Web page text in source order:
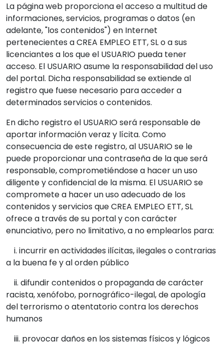
La página web proporciona el acceso a multitud de
informaciones, servicios, programas o datos (en
adelante, "los contenidos") en Internet
pertenecientes a CREA EMPLEO ETT, SL o a sus
licenciantes a los que el USUARIO pueda tener
acceso. El USUARIO asume la responsabilidad del uso
del portal. Dicha responsabilidad se extiende al
registro que fuese necesario para acceder a
determinados servicios o contenidos.
En dicho registro el USUARIO será responsable de
aportar información veraz y lícita. Como
consecuencia de este registro, al USUARIO se le
puede proporcionar una contraseña de la que será
responsable, comprometiéndose a hacer un uso
diligente y confidencial de la misma. El USUARIO se
compromete a hacer un uso adecuado de los
contenidos y servicios que CREA EMPLEO ETT, SL
ofrece a través de su portal y con carácter
enunciativo, pero no limitativo, a no emplearlos para:
i. incurrir en actividades ilícitas, ilegales o contrarias
a la buena fe y al orden público
ii. difundir contenidos o propaganda de carácter
racista, xenófobo, pornográfico-ilegal, de apología
del terrorismo o atentatorio contra los derechos
humanos
iii. provocar daños en los sistemas físicos y lógicos